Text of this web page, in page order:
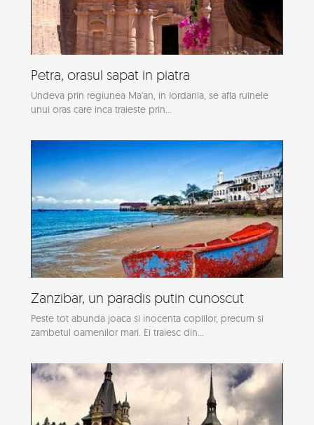
Petra, orasul sapat in piatra
Undeva prin regiunea Ma'an, in Iordania, se afla ruinele
unui oras care inca traieste prin...
Zanzibar, un paradis putin cunoscut
Peste tot abunda joaca si inocenta copiilor, precum si
zambetul oamenilor mari. Ei traiesc din...